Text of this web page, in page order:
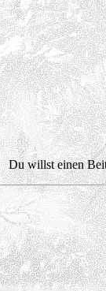
Du willst einen